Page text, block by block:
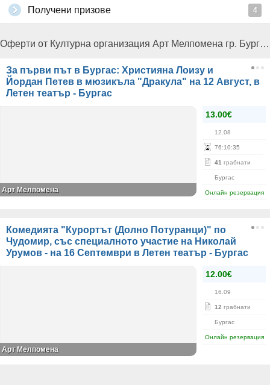
Получени призове 4
Оферти от Културна организация Арт Мелпомена гр. Бургас:
За първи път в Бургас: Християна Лоизу и
Йордан Петев в мюзикъла "Дракула" на 12 Август, в
Летен театър - Бургас
13.00€
12.08
76:10:35
41 грабнати
Бургас
Онлайн резервация
Арт Мелпомeнa
Комедията "Курортът (Долно Потуранци)" по
Чудомир, със специалното участие на Николай
Урумов - на 16 Септември в Летен театър - Бургас
12.00€
16.09
12 грабнати
Бургас
Онлайн резервация
Арт Мелпомeнa